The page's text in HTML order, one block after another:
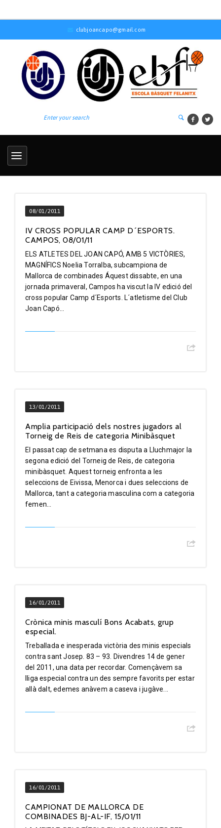
clubjoancapo@gmail.com
08/01/2011
IV CROSS POPULAR CAMP D´ESPORTS.
CAMPOS, 08/01/11
ELS ATLETES DEL JOAN CAPÓ, AMB 5 VICTÒRIES,
MAGNÍFICS Noelia Torralba, subcampiona de
Mallorca de combinades Áquest dissabte, en una
jornada primaveral, Campos ha viscut la IV edició del
cross popular Camp d´Esports. L´atletisme del Club
Joan Capó...
13/01/2011
Amplia participació dels nostres jugadors al
Torneig de Reis de categoria Minibàsquet
El passat cap de setmana es disputa a Lluchmajor la
segona edició del Torneig de Reis, de categoria
minibàsquet. Aquest torneig enfronta a les
seleccions de Eivissa, Menorca i dues seleccions de
Mallorca, tant a categoria masculina com a categoria
femen...
16/01/2011
Crònica minis masculí Bons Acabats, grup
especial.
Treballada e inesperada victòria des minis especials
contra sant Josep. 83 – 93. Divendres 14 de gener
del 2011, una data per recordar. Començàvem sa
lliga especial contra un des sempre favorits per estar
allà dalt, edemes anàvem a caseva i jugàve...
16/01/2011
CAMPIONAT DE MALLORCA DE
COMBINADES BJ-AL-IF, 15/01/11